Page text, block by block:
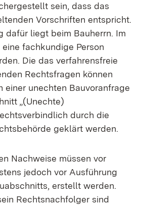
sein, dass das
Vorschriften entspricht.
dafür liegt beim Bauherrn. Im
fachkundige Person
Die das verfahrensfreie
Rechtsfragen können
einer unechten Bauvoranfrage
„(Unechte)
durch die
geklärt werden.
Nachweise müssen vor
jedoch vor Ausführung
erstellt werden.
Rechtsnachfolger sind